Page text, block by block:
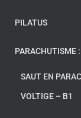
PILATUS
PARACHUTISME
SAUT EN
VOLTIGE – B1